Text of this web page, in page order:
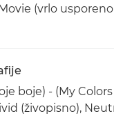
(vrlo
boje) - (My
(živopisno),